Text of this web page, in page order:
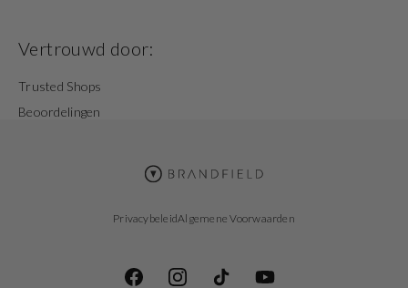
Vertrouwd door:
Trusted Shops
Beoordelingen
PrivacybeleidAlgemene Voorwaarden
FacebookInstagramTikTok YouTube